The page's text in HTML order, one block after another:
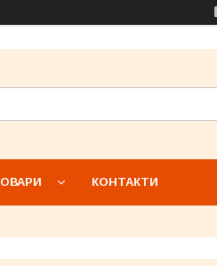
КОНТАКТИ